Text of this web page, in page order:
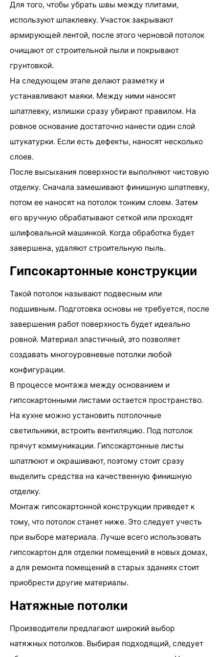
Для того, чтобы убрать швы между плитами,
используют шпаклевку. Участок закрывают
армирующей лентой, после этого черновой потолок
очищают от строительной пыли и покрывают
грунтовкой.
На следующем этапе делают разметку и
устанавливают маяки. Между ними наносят
шпатлевку, излишки сразу убирают правилом. На
ровное основание достаточно нанести один слой
штукатурки. Если есть дефекты, наносят несколько
слоев.
После высыхания поверхности выполняют чистовую
отделку. Сначала замешивают финишную шпатлевку,
потом ее наносят на потолок тонким слоем. Затем
его вручную обрабатывают сеткой или проходят
шлифовальной машинкой. Когда обработка будет
завершена, удаляют строительную пыль.
Гипсокартонные конструкции
Такой потолок называют подвесным или
подшивным. Подготовка основы не требуется, после
завершения работ поверхность будет идеально
ровной. Материал эластичный, это позволяет
создавать многоуровневые потолки любой
конфигурации.
В процессе монтажа между основанием и
гипсокартонными листами остается пространство.
На кухне можно установить потолочные
светильники, встроить вентиляцию. Под потолок
прячут коммуникации. Гипсокартонные листы
шпатлюют и окрашивают, поэтому стоит сразу
выделить средства на качественную финишную
отделку.
Монтаж гипсокартонной конструкции приведет к
тому, что потолок станет ниже. Это следует учесть
при выборе материала. Лучше всего использовать
гипсокартон для отделки помещений в новых домах,
а для ремонта помещений в старых зданиях стоит
приобрести другие материалы.
Натяжные потолки
Производители предлагают широкий выбор
натяжных потолков. Выбирая подходящий, следует